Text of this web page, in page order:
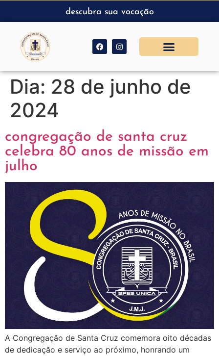
descubra sua vocação
Dia: 28 de junho de
2024
congregação de santa cruz
celebra 80 anos de missão em
julho
A Congregação de Santa Cruz comemora oito décadas
de dedicação e serviço ao próximo, honrando um